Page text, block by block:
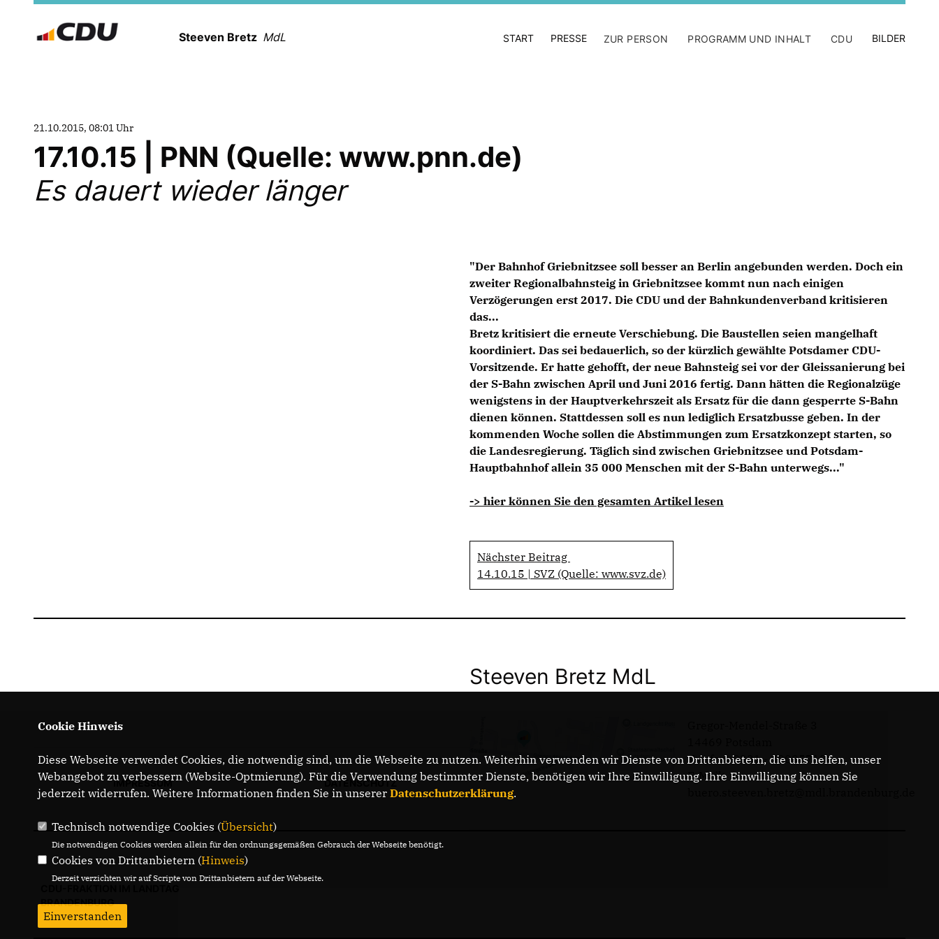
Steeven Bretz MdL START PRESSE ZUR PERSON PROGRAMM UND INHALT CDU BILDER
21.10.2015, 08:01 Uhr
17.10.15 | PNN (Quelle: www.pnn.de)
Es dauert wieder länger
"Der Bahnhof Griebnitzsee soll besser an Berlin angebunden werden. Doch ein
zweiter Regionalbahnsteig in Griebnitzsee kommt nun nach einigen
Verzögerungen erst 2017. Die CDU und der Bahnkundenverband kritisieren
das...
Bretz kritisiert die erneute Verschiebung. Die Baustellen seien mangelhaft
koordiniert. Das sei bedauerlich, so der kürzlich gewählte Potsdamer CDU-
Vorsitzende. Er hatte gehofft, der neue Bahnsteig sei vor der Gleissanierung bei
der S-Bahn zwischen April und Juni 2016 fertig. Dann hätten die Regionalzüge
wenigstens in der Hauptverkehrszeit als Ersatz für die dann gesperrte S-Bahn
dienen können. Stattdessen soll es nun lediglich Ersatzbusse geben. In der
kommenden Woche sollen die Abstimmungen zum Ersatzkonzept starten, so
die Landesregierung. Täglich sind zwischen Griebnitzsee und Potsdam-
Hauptbahnhof allein 35 000 Menschen mit der S-Bahn unterwegs..."
-> hier können Sie den gesamten Artikel lesen
Nächster Beitrag
14.10.15 | SVZ (Quelle: www.svz.de)
IMPRESSUM DATENSCHUTZ
Steeven Bretz MdL
Telefon: 0331 - 20085713
E-Mail:
BRANDENBURG
Cookie Hinweis
Diese Webseite verwendet Cookies, die notwendig sind, um die Webseite zu nutzen. Weiterhin verwenden wir Dienste von Drittanbietern, die uns helfen, unser
Webangebot zu verbessern (Website-Optmierung). Für die Verwendung bestimmter Dienste, benötigen wir Ihre Einwilligung. Ihre Einwilligung können Sie
jederzeit widerrufen. Weitere Informationen finden Sie in unserer Datenschutzerklärung.
Technisch notwendige Cookies (Übersicht)
Die notwendigen Cookies werden allein für den ordnungsgemäßen Gebrauch der Webseite benötigt.
Cookies von Drittanbietern (Hinweis)
Derzeit verzichten wir auf Scripte von Drittanbietern auf der Webseite.
Einverstanden